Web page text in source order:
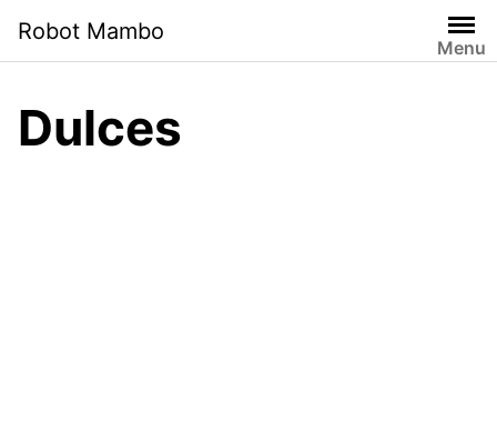
contenido
Robot Mambo
Menu
Dulces